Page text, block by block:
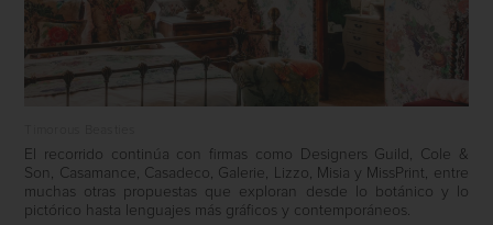
El recorrido continúa con firmas como Designers Guild, Cole &
Son, Casamance, Casadeco, Galerie, Lizzo, Misia y MissPrint, entre
muchas otras propuestas que exploran desde lo botánico y lo
pictórico hasta lenguajes más gráficos y contemporáneos.